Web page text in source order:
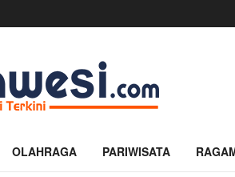
OLAHRAGA PARIWISATA